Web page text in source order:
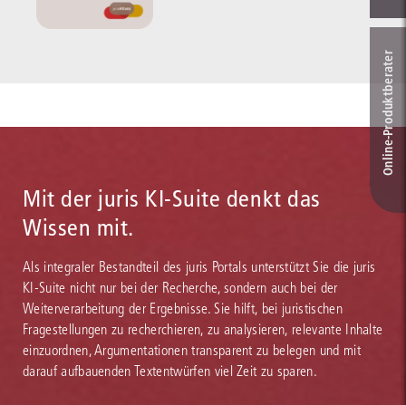
Mit der juris KI-Suite denkt das
Wissen mit.
Als integraler Bestandteil des juris Portals unterstützt Sie die juris
KI-Suite nicht nur bei der Recherche, sondern auch bei der
Weiterverarbeitung der Ergebnisse. Sie hilft, bei juristischen
Fragestellungen zu recherchieren, zu analysieren, relevante Inhalte
einzuordnen, Argumentationen transparent zu belegen und mit
darauf aufbauenden Textentwürfen viel Zeit zu sparen.
Online-Produkt­berater